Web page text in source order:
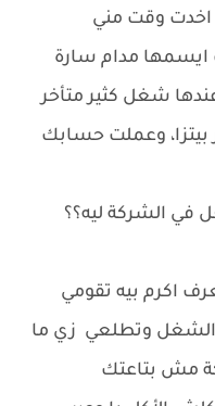
وقت مني
مدام سارة
شغل كثير متأخر
بيتزا، وعملت حسابك
في الشركة ليه؟؟
اكرم بيه تقومي
وتطلعي زي ما
مش بتاعتك